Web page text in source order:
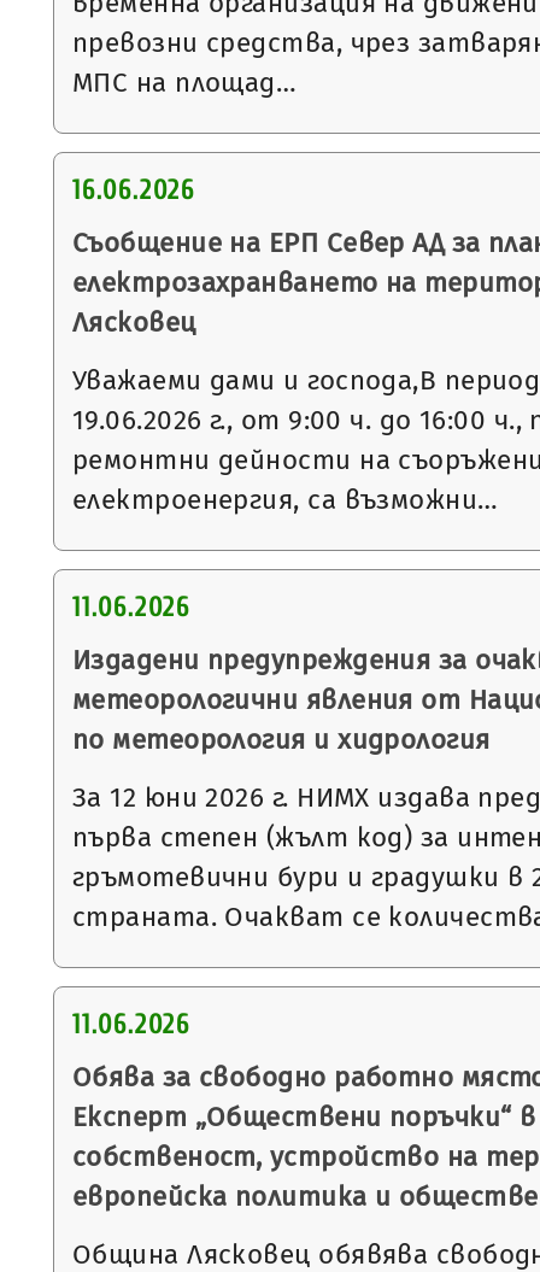
превозни средства, чрез
МПС на площад…
16.06.2026
Съобщение на ЕРП Север АД за
електрозахранването на
Лясковец
Уважаеми дами и господа,В
19.06.2026 г., от 9:00 ч. до 16:00
ремонтни дейности на
електроенергия, са възможни…
11.06.2026
Издадени предупреждения за
метеорологични явления от
по метеорология и хидрология
За 12 юни 2026 г. НИМХ издава
първа степен (жълт код) за
гръмотевични бури и градушки в
страната. Очакват се
11.06.2026
Обява за свободно работно
Експерт „Обществени поръчки“
собственост, устройство на
европейска политика и
Община Лясковец обявява